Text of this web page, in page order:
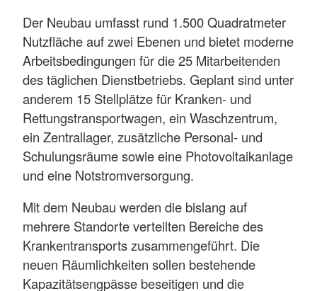
Der Neubau umfasst rund 1.500 Quadratmeter
Nutzfläche auf zwei Ebenen und bietet moderne
Arbeitsbedingungen für die 25 Mitarbeitenden
des täglichen Dienstbetriebs. Geplant sind unter
anderem 15 Stellplätze für Kranken- und
Rettungstransportwagen, ein Waschzentrum,
ein Zentrallager, zusätzliche Personal- und
Schulungsräume sowie eine Photovoltaikanlage
und eine Notstromversorgung.
Mit dem Neubau werden die bislang auf
mehrere Standorte verteilten Bereiche des
Krankentransports zusammengeführt. Die
neuen Räumlichkeiten sollen bestehende
Kapazitätsengpässe beseitigen und die